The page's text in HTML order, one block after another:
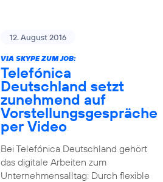
12. August 2016
VIA SKYPE ZUM JOB:
Telefónica
Deutschland setzt
zunehmend auf
Vorstellungsgespräche
per Video
Bei Telefónica Deutschland gehört
das digitale Arbeiten zum
Unternehmensalltag: Durch flexible